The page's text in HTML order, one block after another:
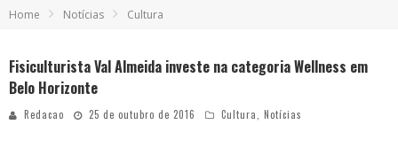
Home Notícias Cultura
Fisiculturista Val Almeida investe na categoria Wellness em
Belo Horizonte
Redacao 25 de outubro de 2016 Cultura Notícias